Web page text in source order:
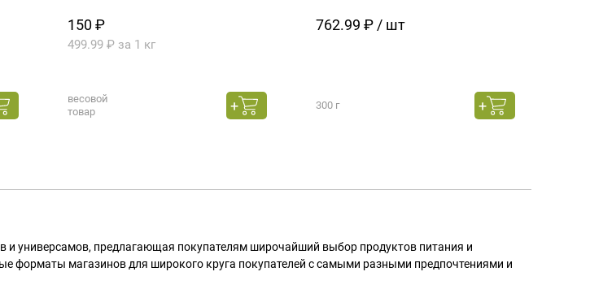
150 ₽
499.99 ₽ за 1 кг
весовой
товар
762.99 ₽ / шт
300 г
и универсамов, предлагающая покупателям широчайший выбор продуктов питания и
форматы магазинов для широкого круга покупателей с самыми разными предпочтениями и